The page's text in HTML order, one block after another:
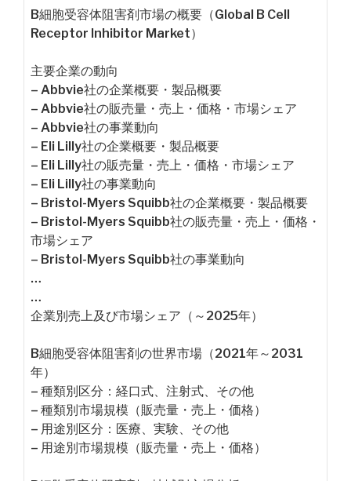
B細胞受容体阻害剤市場の概要（Global B Cell
Receptor Inhibitor Market）
主要企業の動向
– Abbvie社の企業概要・製品概要
– Abbvie社の販売量・売上・価格・市場シェア
– Abbvie社の事業動向
– Eli Lilly社の企業概要・製品概要
– Eli Lilly社の販売量・売上・価格・市場シェア
– Eli Lilly社の事業動向
– Bristol-Myers Squibb社の企業概要・製品概要
– Bristol-Myers Squibb社の販売量・売上・価格・
市場シェア
– Bristol-Myers Squibb社の事業動向
…
…
企業別売上及び市場シェア（～2025年）
B細胞受容体阻害剤の世界市場（2021年～2031
年）
– 種類別区分：経口式、注射式、その他
– 種類別市場規模（販売量・売上・価格）
– 用途別区分：医療、実験、その他
– 用途別市場規模（販売量・売上・価格）